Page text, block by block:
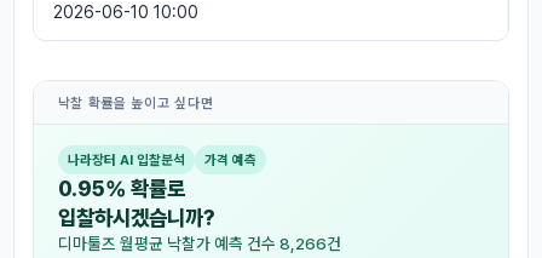
2026-06-10 10:00
낙찰 확률을 높이고 싶다면
나라장터 AI 입찰분석 가격 예측
0.95% 확률로
입찰하시겠습니까?
디마툴즈 월평균 낙찰가 예측 건수 8,266건